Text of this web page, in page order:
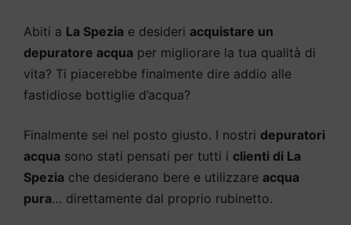
Abiti a La Spezia e desideri acquistare un
depuratore acqua per migliorare la tua qualità di
vita? Ti piacerebbe finalmente dire addio alle
fastidiose bottiglie d’acqua?
Finalmente sei nel posto giusto. I nostri depuratori
acqua sono stati pensati per tutti i clienti di La
Spezia che desiderano bere e utilizzare acqua
pura… direttamente dal proprio rubinetto.